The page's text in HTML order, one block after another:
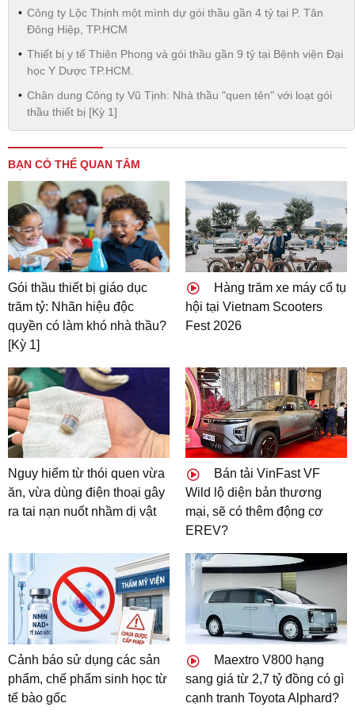
Công ty Lộc Thịnh một mình dự gói thầu gần 4 tỷ tại P. Tân
Đông Hiệp, TP.HCM
Thiết bị y tế Thiên Phong và gói thầu gần 9 tỷ tại Bệnh viện Đại
học Y Dược TP.HCM.
Chân dung Công ty Vũ Tịnh: Nhà thầu "quen tên" với loạt gói
thầu thiết bị [Kỳ 1]
BẠN CÓ THỂ QUAN TÂM
Gói thầu thiết bị giáo dục
trăm tỷ: Nhãn hiệu độc
quyền có làm khó nhà thầu?
[Kỳ 1]
Hàng trăm xe máy cổ tụ
hội tại Vietnam Scooters
Fest 2026
Nguy hiểm từ thói quen vừa
ăn, vừa dùng điện thoại gây
ra tai nạn nuốt nhầm dị vật
Bán tải VinFast VF
Wild lộ diện bản thương
mại, sẽ có thêm động cơ
EREV?
Cảnh báo sử dụng các sản
phẩm, chế phẩm sinh học từ
tế bào gốc
Maextro V800 hạng
sang giá từ 2,7 tỷ đồng có gì
cạnh tranh Toyota Alphard?